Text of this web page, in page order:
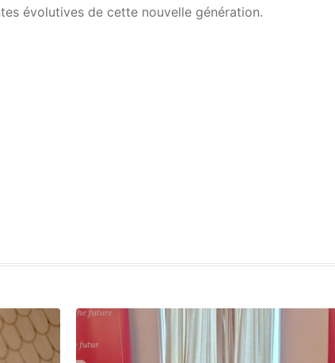
évolutives de cette nouvelle génération.